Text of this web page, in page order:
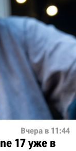
Вчера в 11:44
17 уже в